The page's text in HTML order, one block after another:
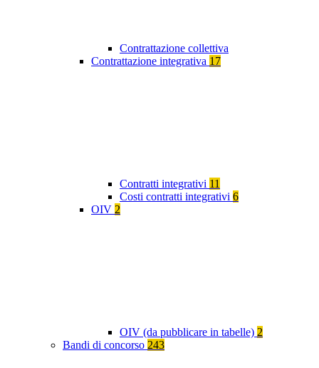
Contrattazione collettiva
Contrattazione integrativa 17
Contratti integrativi 11
Costi contratti integrativi 6
OIV 2
OIV (da pubblicare in tabelle) 2
Bandi di concorso 243